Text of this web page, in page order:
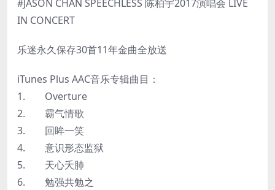
#JASON CHAN SPEECHLESS 陈柏宇2017演唱会 LIVE
IN CONCERT
乐迷永久保存30首11年金曲全放送
iTunes Plus AAC音乐专辑曲目：
1. Overture
2. 霸气情歌
3. 回眸一笑
4. 意识形态监狱
5. 天心夭肺
6. 勉强共勉之